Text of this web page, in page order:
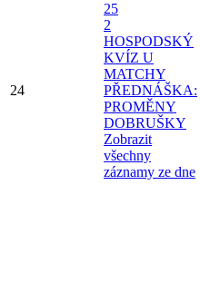
24
25
2
HOSPODSKÝ
KVÍZ U
MATCHY
PŘEDNÁŠKA:
PROMĚNY
DOBRUŠKY
Zobrazit
všechny
záznamy ze dne